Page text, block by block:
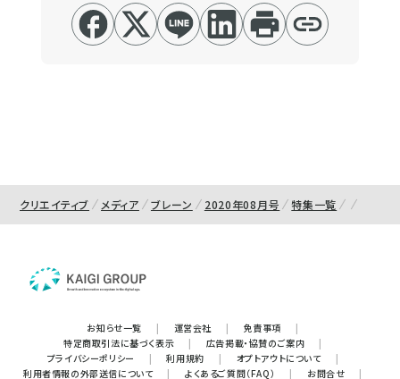
クリエイティブ メディア ブレーン 2020年08月号 特集一覧
お知らせ一覧 | 運営会社 | 免責事項
|
特定商取引法に基づく表示
| 広告掲載・協賛のご案内
|
プライバシーポリシー
| 利用規約 | オプトアウトについて
|
利用者情報の外部送信について
| よくあるご質問（FAQ） | お問合せ |